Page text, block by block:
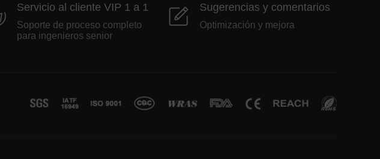
Servicio al cliente VIP 1 a 1
Soporte de proceso completo
para ingenieros senior
Sugerencias y comentarios
Optimización y mejora